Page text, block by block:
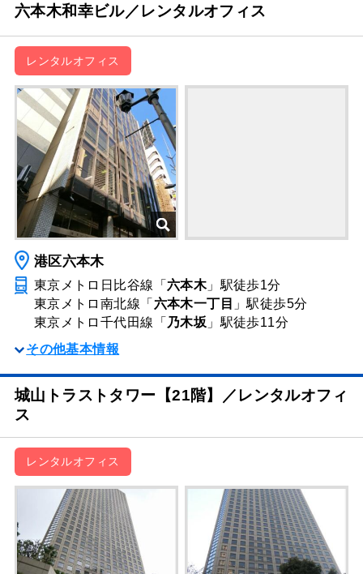
六本木和幸ビル／レンタルオフィス
レンタルオフィス
港区六本木
東京メトロ日比谷線「 六本木」駅徒歩1分
東京メトロ南北線「 六本木一丁目 」駅徒歩5分
東京メトロ千代田線「 乃木坂 」駅徒歩11分
その他基本情報
城山トラストタワー【21階】／レンタルオフィ
ス
レンタルオフィス